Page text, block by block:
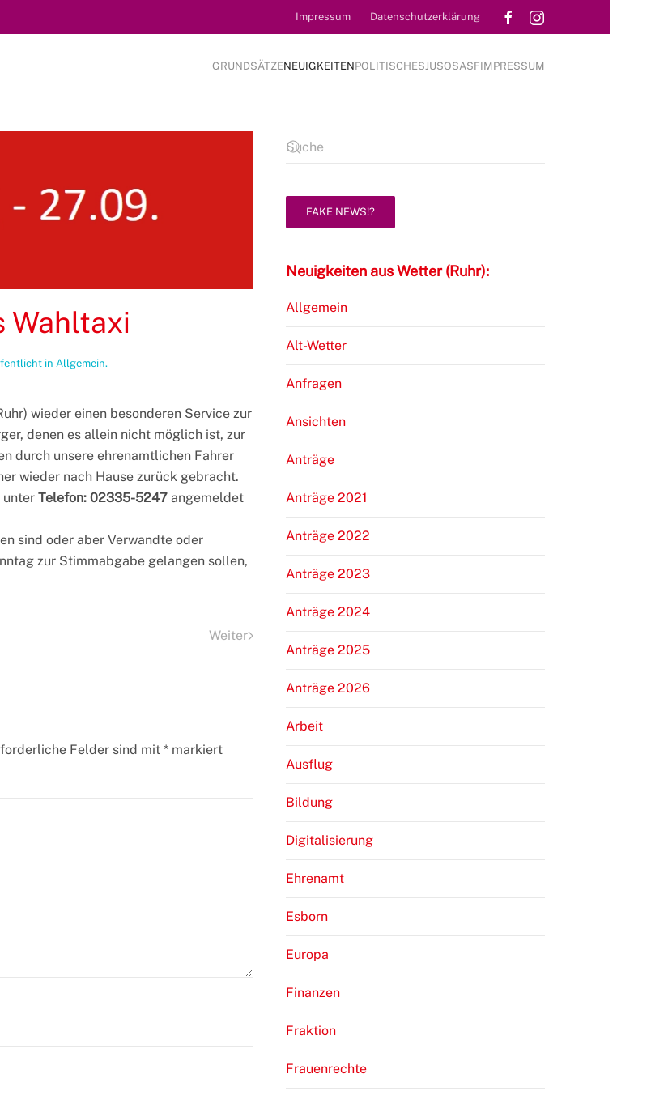
Impressum Datenschutzerklärung
GRUNDSÄTZENEUIGKEITENPOLITISCHESJUSOSASFIMPRESSUM
Wahltaxi
in Allgemein.
wieder einen besonderen Service zur
denen es allein nicht möglich ist, zur
durch unsere ehrenamtlichen Fahrer
wieder nach Hause zurück gebracht.
unter Telefon: 02335-5247 angemeldet
sind oder aber Verwandte oder
zur Stimmabgabe gelangen sollen,
Weiter
Felder sind mit * markiert
FAKE NEWS!?
Neuigkeiten aus Wetter (Ruhr):
Allgemein
Alt-Wetter
Anfragen
Ansichten
Anträge
Anträge 2021
Anträge 2022
Anträge 2023
Anträge 2024
Anträge 2025
Anträge 2026
Arbeit
Ausflug
Bildung
Digitalisierung
Ehrenamt
Esborn
Europa
Finanzen
Fraktion
Frauenrechte